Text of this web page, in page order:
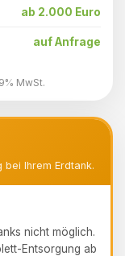
ab 2.000 Euro
auf Anfrage
MwSt.
Ihrem Erdtank.
nicht möglich.
Entsorgung ab